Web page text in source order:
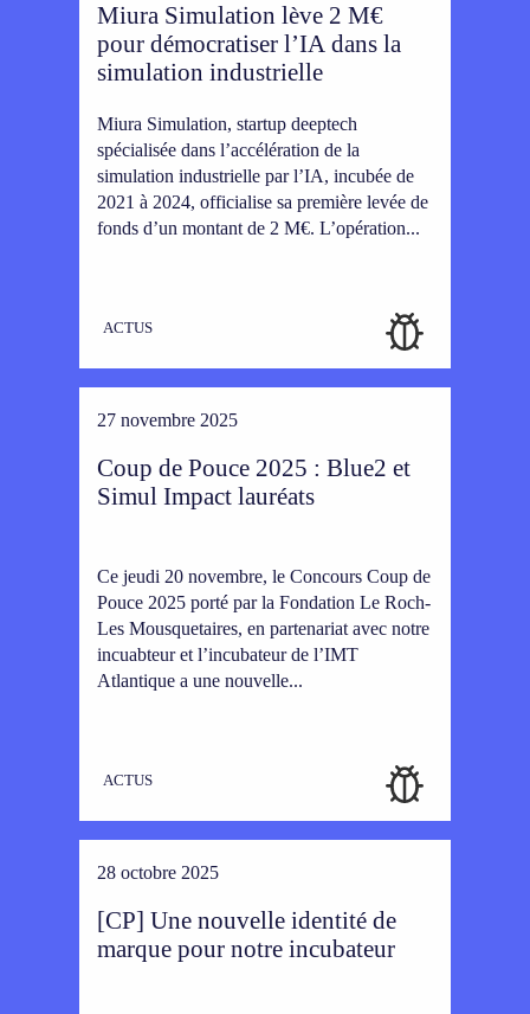
Miura Simulation lève 2 M€
pour démocratiser l’IA dans la
simulation industrielle
Miura Simulation, startup deeptech
spécialisée dans l’accélération de la
simulation industrielle par l’IA, incubée de
2021 à 2024, officialise sa première levée de
fonds d’un montant de 2 M€. L’opération...
ACTUS
27 novembre 2025
Coup de Pouce 2025 : Blue2 et
Simul Impact lauréats
Ce jeudi 20 novembre, le Concours Coup de
Pouce 2025 porté par la Fondation Le Roch-
Les Mousquetaires, en partenariat avec notre
incuabteur et l’incubateur de l’IMT
Atlantique a une nouvelle...
ACTUS
28 octobre 2025
[CP] Une nouvelle identité de
marque pour notre incubateur